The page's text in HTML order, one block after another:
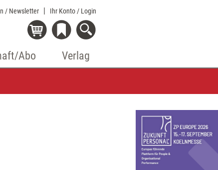
/ Newsletter Ihr Konto / Login
Abo Verlag